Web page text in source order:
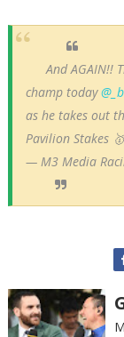
And AGAIN!!
champ today
as he takes out
Pavilion Stakes
— M3 Media